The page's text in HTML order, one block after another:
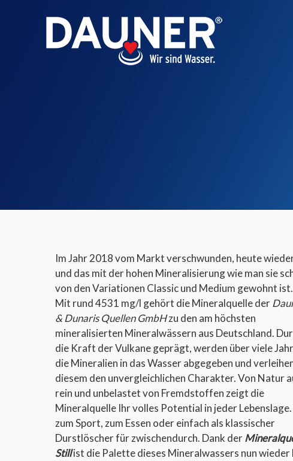
Im Jahr 2018 vom Markt verschwunden, heute
und das mit der hohen Mineralisierung wie man sie
von den Variationen Classic und Medium gewohnt ist.
Mit rund 4531 mg/l gehört die Mineralquelle der
& Dunaris Quellen GmbHzu den am höchsten
mineralisierten Mineralwässern aus Deutschland.
die Kraft der Vulkane geprägt, werden über viele
die Mineralien in das Wasser abgegeben und
diesem den unvergleichlichen Charakter. Von Natur
rein und unbelastet von Fremdstoffen zeigt die
Mineralquelle Ihr volles Potential in jeder
zum Sport, zum Essen oder einfach als klassischer
Durstlöscher für zwischendurch. Dank der
Stillist die Palette dieses Mineralwassers nun